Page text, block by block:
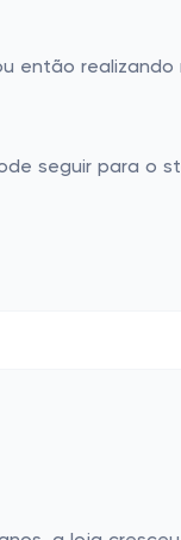
então realizando
seguir para o